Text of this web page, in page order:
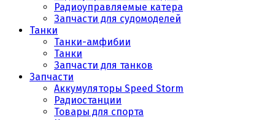
Радиоуправляемые катера
Запчасти для судомоделей
Танки
Танки-амфибии
Танки
Запчасти для танков
Запчасти
Аккумуляторы Speed Storm
Радиостанции
Товары для спорта